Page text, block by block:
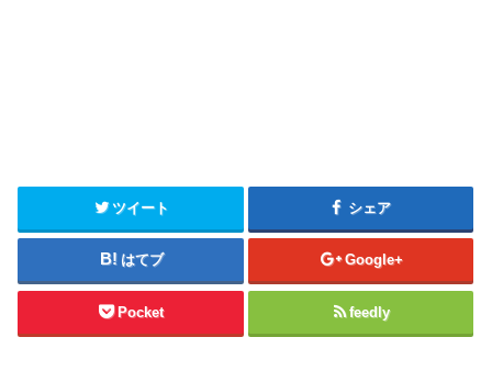
ツイート シェア
はてブ Google+
Pocket feedly